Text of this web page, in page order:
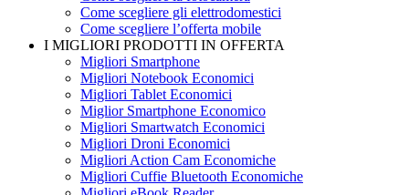
Come scegliere gli elettrodomestici
Come scegliere l’offerta mobile
I MIGLIORI PRODOTTI IN OFFERTA
Migliori Smartphone
Migliori Notebook Economici
Migliori Tablet Economici
Miglior Smartphone Economico
Migliori Smartwatch Economici
Migliori Droni Economici
Migliori Action Cam Economiche
Migliori Cuffie Bluetooth Economiche